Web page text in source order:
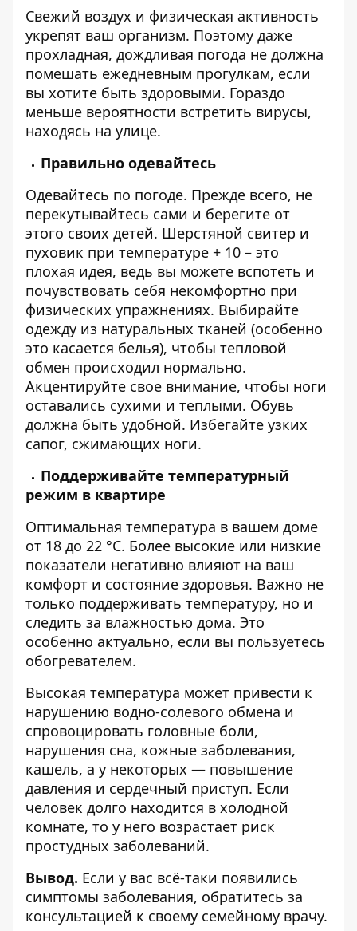
Свежий воздух и физическая активность
укрепят ваш организм. Поэтому даже
прохладная, дождливая погода не должна
помешать ежедневным прогулкам, если
вы хотите быть здоровыми. Гораздо
меньше вероятности встретить вирусы,
находясь на улице.
Правильно одевайтесь
Одевайтесь по погоде. Прежде всего, не
перекутывайтесь сами и берегите от
этого своих детей. Шерстяной свитер и
пуховик при температуре + 10 – это
плохая идея, ведь вы можете вспотеть и
почувствовать себя некомфортно при
физических упражнениях. Выбирайте
одежду из натуральных тканей (особенно
это касается белья), чтобы тепловой
обмен происходил нормально.
Акцентируйте свое внимание, чтобы ноги
оставались сухими и теплыми. Обувь
должна быть удобной. Избегайте узких
сапог, сжимающих ноги.
Поддерживайте температурный
режим в квартире
Оптимальная температура в вашем доме
от 18 до 22 °С. Более высокие или низкие
показатели негативно влияют на ваш
комфорт и состояние здоровья. Важно не
только поддерживать температуру, но и
следить за влажностью дома. Это
особенно актуально, если вы пользуетесь
обогревателем.
Высокая температура может привести к
нарушению водно-солевого обмена и
спровоцировать головные боли,
нарушения сна, кожные заболевания,
кашель, а у некоторых — повышение
давления и сердечный приступ. Если
человек долго находится в холодной
комнате, то у него возрастает риск
простудных заболеваний.
Вывод. Если у вас всё-таки появились
симптомы заболевания, обратитесь за
консультацией к своему семейному врачу.